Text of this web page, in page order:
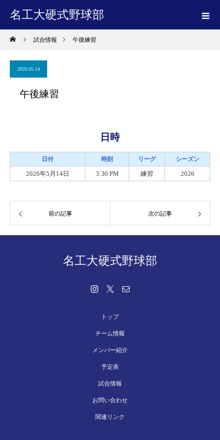
名工大硬式野球部
試合情報 午後練習
2026.05.14
午後練習
日時
日付 時刻 リーグ シーズン
2026年5月14日 3:30 PM 練習 2026
前の記事 次の記事
名工大硬式野球部
トップ
チーム情報
メンバー紹介
予定表
試合情報
お問い合わせ
関連リンク